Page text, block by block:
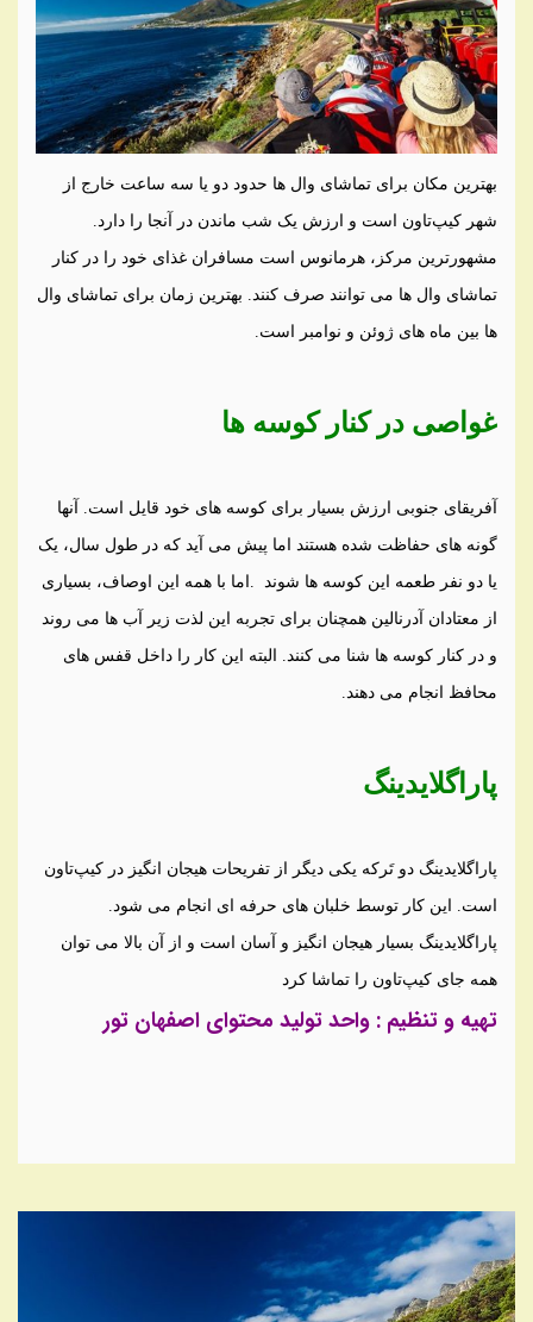
بهترین مکان برای تماشای وال ها حدود دو یا سه ساعت خارج از
شهر کیپ‌تاون است و ارزش یک شب ماندن در آنجا را دارد.
مشهورترین مرکز، هرمانوس است مسافران غذای خود را در کنار
تماشای وال ها می توانند صرف کنند. بهترین زمان برای تماشای وال
ها بین ماه های ژوئن و نوامبر است.
غواصی در کنار کوسه ها
آفریقای جنوبی ارزش بسیار برای کوسه های خود قایل است. آنها
گونه های حفاظت شده هستند اما پیش می آید که در طول سال، یک
یا دو نفر طعمه این کوسه ها شوند . اما با همه این اوصاف، بسیاری
از معتادان آدرنالین همچنان برای تجربه این لذت زیر آب ها می روند
و در کنار کوسه ها شنا می کنند. البته این کار را داخل قفس های
محافظ انجام می دهند.
پاراگلایدینگ
پاراگلایدینگ دو تَرکه یکی دیگر از تفریحات هیجان انگیز در کیپ‌تاون
است. این کار توسط خلبان های حرفه ای انجام می شود.
پاراگلایدینگ بسیار هیجان انگیز و آسان است و از آن بالا می توان
همه جای کیپ‌تاون را تماشا کرد
تهیه و تنظیم : واحد تولید محتوای اصفهان تور